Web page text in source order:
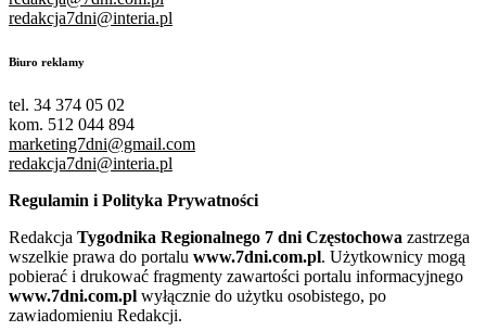
redakcja7dni@interia.pl
Biuro reklamy
tel. 34 374 05 02
kom. 512 044 894
marketing7dni@gmail.com
redakcja7dni@interia.pl
Regulamin i Polityka Prywatności
Redakcja Tygodnika Regionalnego 7 dni Częstochowa zastrzega
wszelkie prawa do portalu www.7dni.com.pl. Użytkownicy mogą
pobierać i drukować fragmenty zawartości portalu informacyjnego
www.7dni.com.pl wyłącznie do użytku osobistego, po
zawiadomieniu Redakcji.